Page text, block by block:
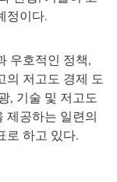
정이다.
우호적인 정책,
의 저고도 경제 도
, 기술 및 저고도
제공하는 일련의
로 하고 있다.